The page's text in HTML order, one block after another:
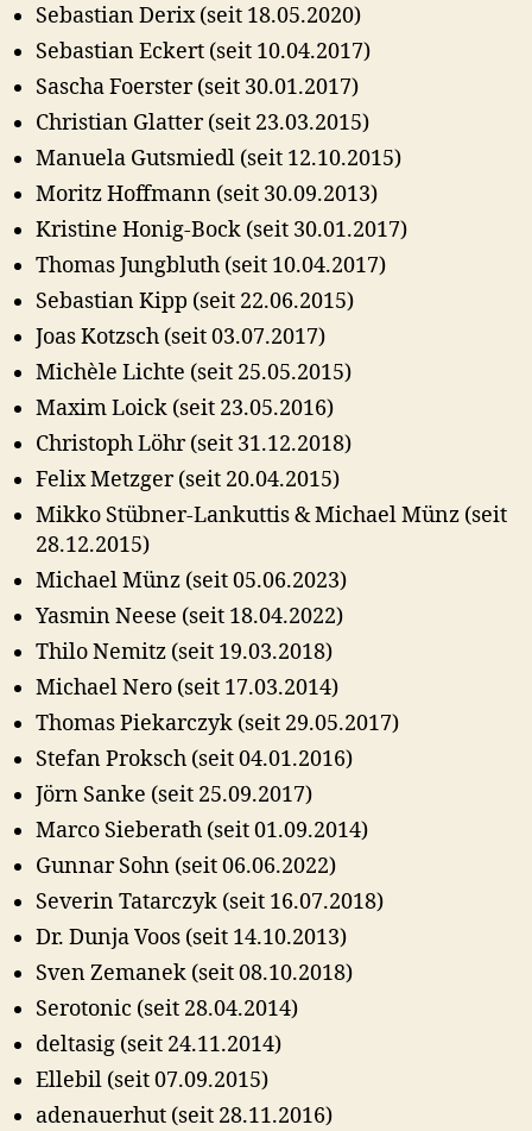
Sebastian Derix (seit 18.05.2020)
Sebastian Eckert (seit 10.04.2017)
Sascha Foerster (seit 30.01.2017)
Christian Glatter (seit 23.03.2015)
Manuela Gutsmiedl (seit 12.10.2015)
Moritz Hoffmann (seit 30.09.2013)
Kristine Honig-Bock (seit 30.01.2017)
Thomas Jungbluth (seit 10.04.2017)
Sebastian Kipp (seit 22.06.2015)
Joas Kotzsch (seit 03.07.2017)
Michèle Lichte (seit 25.05.2015)
Maxim Loick (seit 23.05.2016)
Christoph Löhr (seit 31.12.2018)
Felix Metzger (seit 20.04.2015)
Mikko Stübner-Lankuttis & Michael Münz (seit
28.12.2015)
Michael Münz (seit 05.06.2023)
Yasmin Neese (seit 18.04.2022)
Thilo Nemitz (seit 19.03.2018)
Michael Nero (seit 17.03.2014)
Thomas Piekarczyk (seit 29.05.2017)
Stefan Proksch (seit 04.01.2016)
Jörn Sanke (seit 25.09.2017)
Marco Sieberath (seit 01.09.2014)
Gunnar Sohn (seit 06.06.2022)
Severin Tatarczyk (seit 16.07.2018)
Dr. Dunja Voos (seit 14.10.2013)
Sven Zemanek (seit 08.10.2018)
Serotonic (seit 28.04.2014)
deltasig (seit 24.11.2014)
Ellebil (seit 07.09.2015)
adenauerhut (seit 28.11.2016)